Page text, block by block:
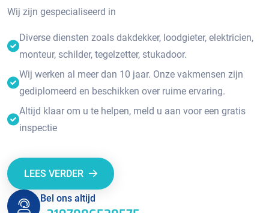
Wij zijn gespecialiseerd in
Diverse diensten zoals dakdekker, loodgieter, elektricien,
monteur, schilder, tegelzetter, stukadoor.
Wij werken al meer dan 10 jaar. Onze vakmensen zijn
gediplomeerd en beschikken over ruime ervaring.
Altijd klaar om u te helpen, meld u aan voor een gratis
inspectie
LEES VERDER
Bel ons altijd